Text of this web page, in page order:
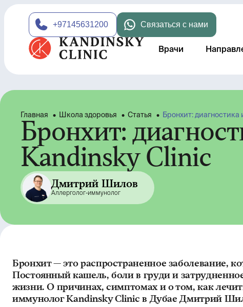
+97145631200 Связаться с нами
Врачи
Главная • Школа здоровья • Статья • Бронхит: диагностика
Бронхит:
Kandinsky Clinic
Дмитрий Шилов
Аллерголог-иммунолог
Бронхит — это распространенное заболевание,
Постоянный кашель, боли в груди и
жизни. О причинах, симптомах и о том, как
иммунолог Kandinsky Clinic в Дубае Дмитрий